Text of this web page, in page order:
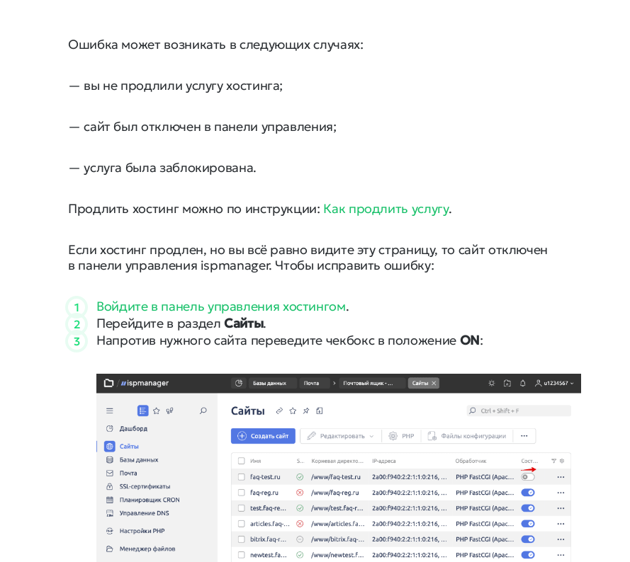
Ошибка может возникать в следующих случаях:
— вы не продлили услугу хостинга;
— сайт был отключен в панели управления;
— услуга была заблокирована.
Продлить хостинг можно по инструкции: Как продлить услугу.
Если хостинг продлен, но вы всё равно видите эту страницу, то сайт отключен
в панели управления ispmanager. Чтобы исправить ошибку:
1 Войдите в панель управления хостингом.
2 Перейдите в разделСайты.
3 Напротив нужного сайта переведите чекбокс в положение ON: